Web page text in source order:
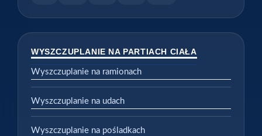
WYSZCZUPLANIE NA PARTIACH CIAŁA
Wyszczuplanie na ramionach
Wyszczuplanie na udach
Wyszczuplanie na pośladkach